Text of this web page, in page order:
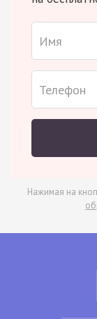
Нажимая на